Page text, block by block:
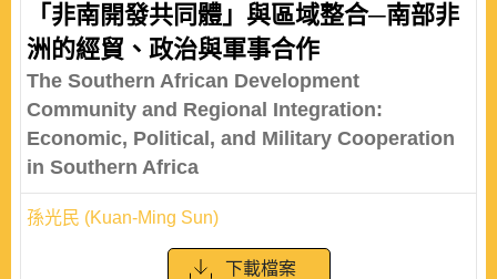
「非南開發共同體」與區域整合─南部非
洲的經貿、政治與軍事合作
The Southern African Development
Community and Regional Integration:
Economic, Political, and Military Cooperation
in Southern Africa
孫光民 (Kuan-Ming Sun)
下載檔案